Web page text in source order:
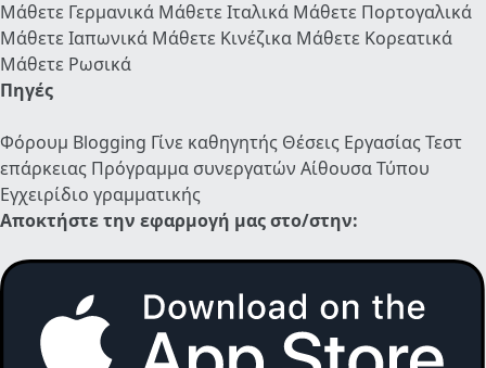
Μάθετε Γερμανικά Μάθετε Ιταλικά Μάθετε Πορτογαλικά
Μάθετε Ιαπωνικά Μάθετε Κινέζικα Μάθετε Κορεατικά
Μάθετε Ρωσικά
Πηγές
Φόρουμ Blogging Γίνε καθηγητής Θέσεις ΕργασίαςΤεστ
επάρκειας Πρόγραμμα συνεργατών Αίθουσα Τύπου
Εγχειρίδιο γραμματικής
Αποκτήστε την εφαρμογή μας στο/στην: